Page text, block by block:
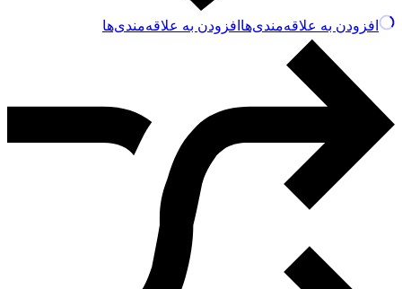
افزودن به علاقه‌مندی‌ها افزودن به علاقه‌مندی‌ها